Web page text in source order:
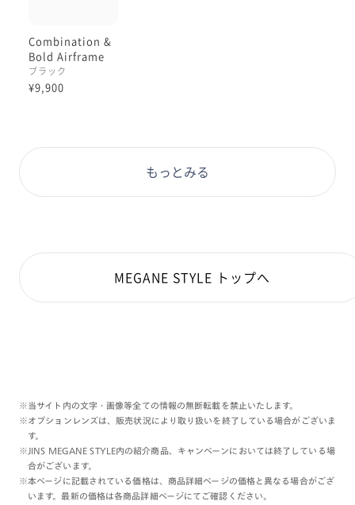
Combination &
Bold Airframe
ブラック
¥9,900
もっとみる
MEGANE STYLE トップへ
※当サイト内の文字・画像等全ての情報の無断転載を禁止いたします。
※オプションレンズは、販売状況により取り扱いを終了している場合がございま
す。
※JINS MEGANE STYLE内の紹介商品、キャンペーンにおいては終了している場
合がございます。
※本ページに記載されている価格は、商品詳細ページの価格と異なる場合がござ
います。最新の価格は各商品詳細ページにてご確認ください。